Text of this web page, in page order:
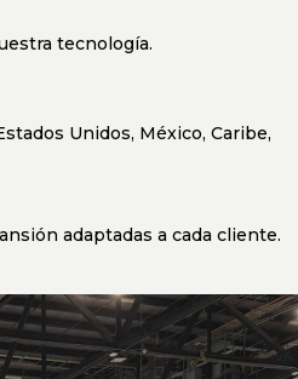
tecnología.
Unidos, México, Caribe,
adaptadas a cada cliente.